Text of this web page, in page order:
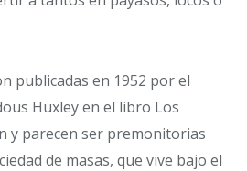
publicadas en 1952 por el
Huxley en el libro Los
y parecen ser premonitorias
de masas, que vive bajo el